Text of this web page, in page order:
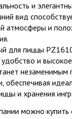
и
вид
атмосферы и
для пиццы
и
обеспечивая
и хранения
можно купить